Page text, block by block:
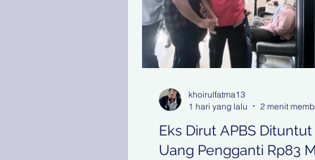
Eks Dirut APBS Dituntut
Uang Pengganti Rp83 M
khoirulfatma13
1 hari yang lalu
2 menit